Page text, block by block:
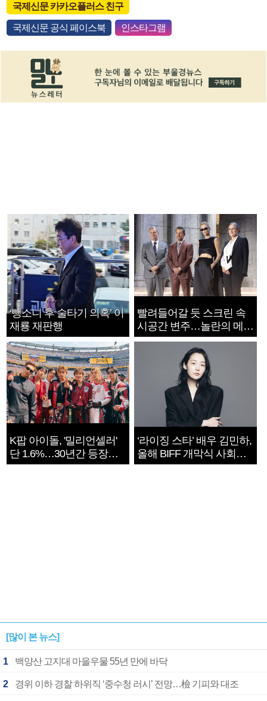
국제신문 카카오플러스 친구
국제신문 공식 페이스북 인스타그램
‘뺑소니 후 술타기 의혹’ 이
재룡 재판행
빨려들어갈 듯 스크린 속
시공간 변주…놀란의 메시
지는 ‘전쟁 속죄’
K팝 아이돌, '밀리언셀러'
단 1.6%…30년간 등장
1182개팀 전수조사
‘라이징 스타’ 배우 김민하,
올해 BIFF 개막식 사회자
확정
[많이 본 뉴스]
1 백양산 고지대 마을우물 55년 만에 바닥
2 경위 이하 경찰 하위직 ‘중수청 러시’ 전망…檢 기피와 대조